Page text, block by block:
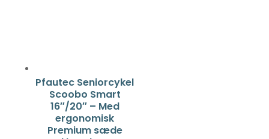
Pfautec Seniorcykel
Scoobo Smart
16″/20″ – Med
ergonomisk
Premium sæde